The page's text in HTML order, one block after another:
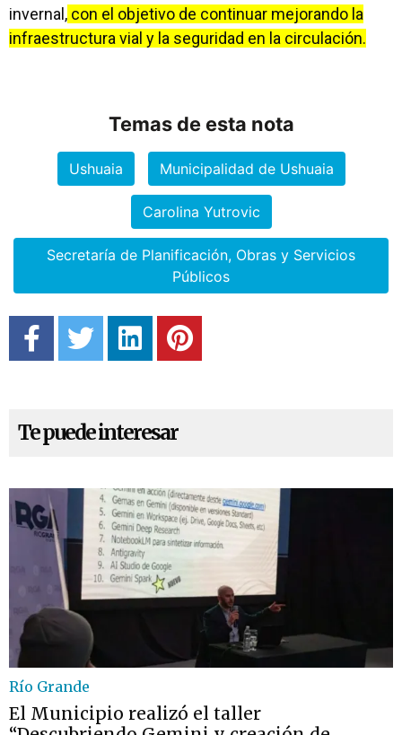
invernal, con el objetivo de continuar mejorando la
infraestructura vial y la seguridad en la circulación.
Temas de esta nota
Ushuaia Municipalidad de Ushuaia
Carolina Yutrovic
Secretaría de Planificación, Obras y Servicios
Públicos
Te puede interesar
Río Grande
El Municipio realizó el taller